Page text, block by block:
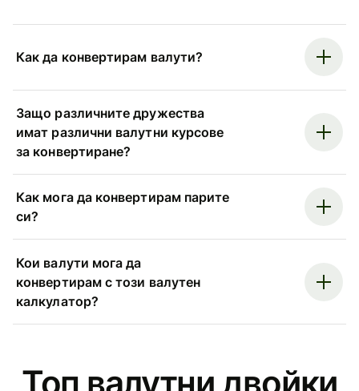
Как да конвертирам валути?
Защо различните дружества
имат различни валутни курсове
за конвертиране?
Как мога да конвертирам парите
си?
Кои валути мога да
конвертирам с този валутен
калкулатор?
Топ валутни двойки